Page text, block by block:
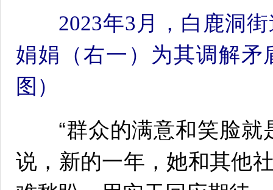
2023年3月，白鹿洞
娟娟（右一）为其调解
图）
“群众的满意和笑脸就
说，新的一年，她和其他